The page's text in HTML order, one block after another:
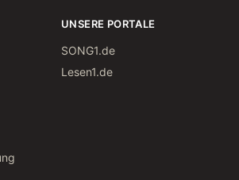
UNSERE PORTALE
SONG1.de
Lesen1.de